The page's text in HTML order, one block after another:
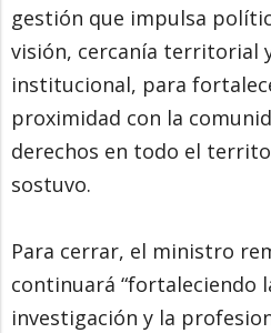
gestión que impulsa
visión, cercanía territorial
institucional, para
proximidad con la
derechos en todo el
sostuvo.
Para cerrar, el ministro
continuará “fortaleciendo
investigación y la